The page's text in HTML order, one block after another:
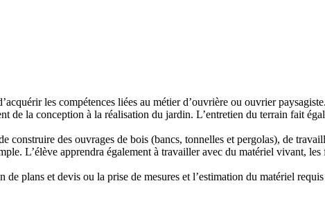
les compétences liées au métier d’ouvrière ou ouvrier
de la conception à la réalisation du jardin. L’entretien du terrain fait
construire des ouvrages de bois (bancs, tonnelles et pergolas), de
L’élève apprendra également à travailler avec du matériel vivant, les
de plans et devis ou la prise de mesures et l’estimation du matériel